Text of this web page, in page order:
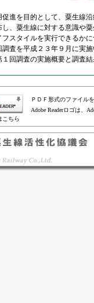
を目的として、粟生線沿
粟生線に対する意識や粟
タイルを実行できるかに
を平成２３年９月に実施
調査の実施概要と調査結
こちら
ＰＤＦ形式のファイル
Adobe Readerロゴは、